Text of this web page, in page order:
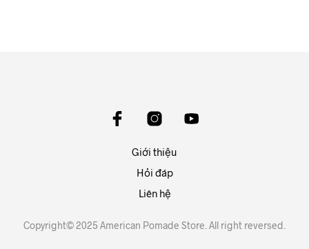
Giới thiệu
Hỏi đáp
Liên hệ
Copyright© 2025 American Pomade Store. All right reversed.